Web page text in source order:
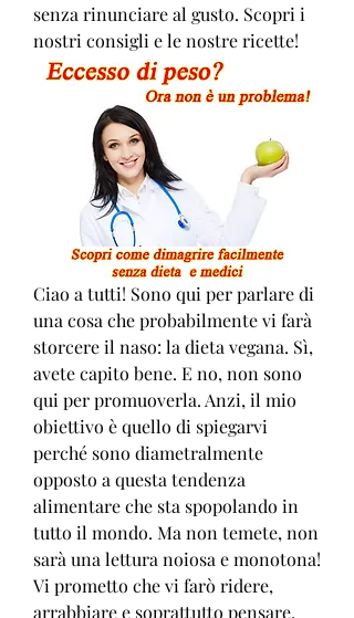
senza rinunciare al gusto. Scopri i
nostri consigli e le nostre ricette!
Ciao a tutti! Sono qui per parlare di
una cosa che probabilmente vi farà
storcere il naso: la dieta vegana. Sì,
avete capito bene. E no, non sono
qui per promuoverla. Anzi, il mio
obiettivo è quello di spiegarvi
perché sono diametralmente
opposto a questa tendenza
alimentare che sta spopolando in
tutto il mondo. Ma non temete, non
sarà una lettura noiosa e monotona!
Vi prometto che vi farò ridere,
arrabbiare e soprattutto pensare,